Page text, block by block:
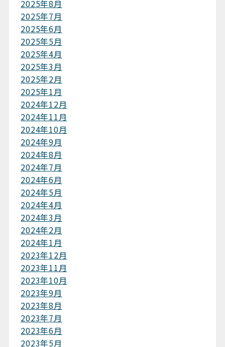
2025年8月
2025年7月
2025年6月
2025年5月
2025年4月
2025年3月
2025年2月
2025年1月
2024年12月
2024年11月
2024年10月
2024年9月
2024年8月
2024年7月
2024年6月
2024年5月
2024年4月
2024年3月
2024年2月
2024年1月
2023年12月
2023年11月
2023年10月
2023年9月
2023年8月
2023年7月
2023年6月
2023年5月